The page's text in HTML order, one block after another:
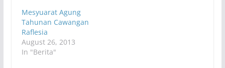
Mesyuarat Agung
Tahunan Cawangan
Raflesia
August 26, 2013
In "Berita"